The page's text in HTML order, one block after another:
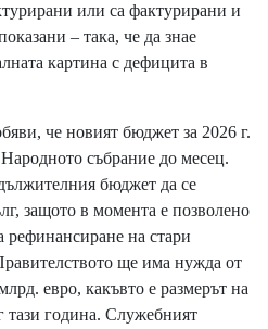
или са фактурирани и
– така, че да знае
картина с дефицита в
че новият бюджет за 2026 г.
събрание до месец.
бюджет да се
защото в момента е позволено
рефинансиране на стари
ще има нужда от
евро, какъвто е размерът на
тази година. Служебният